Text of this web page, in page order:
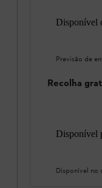
Disponível
Previsão de
Recolha
Disponível
Disponível no